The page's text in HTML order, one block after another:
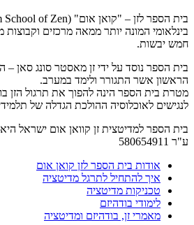
בינלאומי המונה יותר ממאה מרכזים וקבוצות
חמש יבשות.
בית הספר נוסד על ידי זן מאסטר סונג סאן –
הראשון אשר התגורר ולימד במערב.
מטרת בית הספר הינה להפוך את תרגול הזן
לנגישים לאוכלוסיה ההולכת הגדלה של
בית הספר למדיטצית זן קוואן אום ישראל
ע"ר 580654911
אודות בית הספר לזן קואן אום
איך להתחיל לתרגל מדיטציה
טכניקות מדיטציה
לימודי בודהיזם
מאמרי זן, בודהיזם ומדיטציה